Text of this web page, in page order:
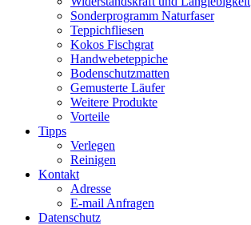
Sonderprogramm Naturfaser
Teppichfliesen
Kokos Fischgrat
Handwebeteppiche
Bodenschutzmatten
Gemusterte Läufer
Weitere Produkte
Vorteile
Tipps
Verlegen
Reinigen
Kontakt
Adresse
E-mail Anfragen
Datenschutz